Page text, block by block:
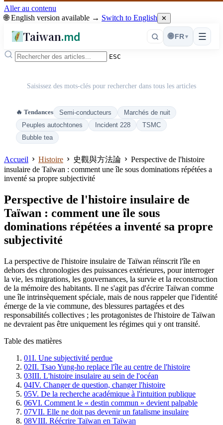
Aller au contenu
🌐 English version available → Switch to English ✕
Taiwan.md ☰
🌐 FR ▾
ESC
Saisissez des mots-clés pour rechercher dans tous les articles
🔥 Tendances Semi-conducteurs
Marchés de nuit
Peuples autochtones
Incident 228
TSMC
Bubble tea
Accueil Histoire 史觀與方法論
Perspective de l'histoire
insulaire de Taïwan : comment une île sous dominations répétées a
inventé sa propre subjectivité
Perspective de l'histoire insulaire de
Taïwan : comment une île sous
dominations répétées a inventé sa propre
subjectivité
La perspective de l'histoire insulaire de Taïwan réinscrit l'île en
dehors des chronologies des puissances extérieures, pour interroger
la vie, les migrations, les gouvernances, la survie et la reconstruction
de la mémoire des habitants. Il ne s'agit pas d'écrire Taïwan comme
une île intrinsèquement spéciale, mais de nous rappeler que l'identité
émerge de la vie commune, des blessures partagées et des
responsabilités collectives ; les protagonistes de l'histoire de Taïwan
ne devraient pas être uniquement les régimes qui y ont transité.
Table des matières
01I. Une subjectivité perdue
02II. Tsao Yung-ho replace l'île au centre de l'histoire
03III. L'histoire insulaire au sein de l'océan
04IV. Changer de question, changer l'histoire
05V. De la recherche académique à l'intuition publique
06VI. Comment le « destin commun » devient palpable
07VII. Elle ne doit pas devenir un fatalisme insulaire
08VIII. Réécrire Taïwan en Taïwan